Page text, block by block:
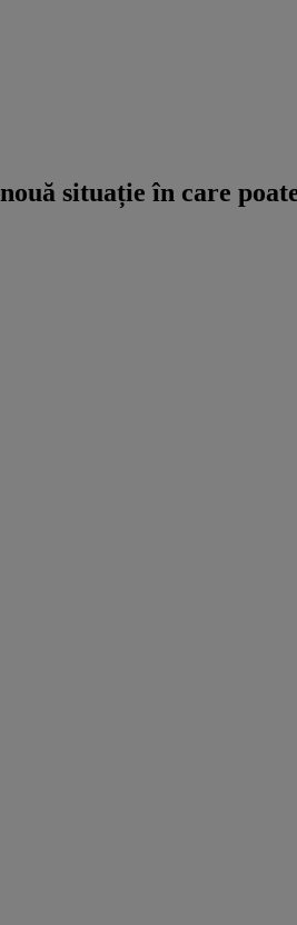
situație în care